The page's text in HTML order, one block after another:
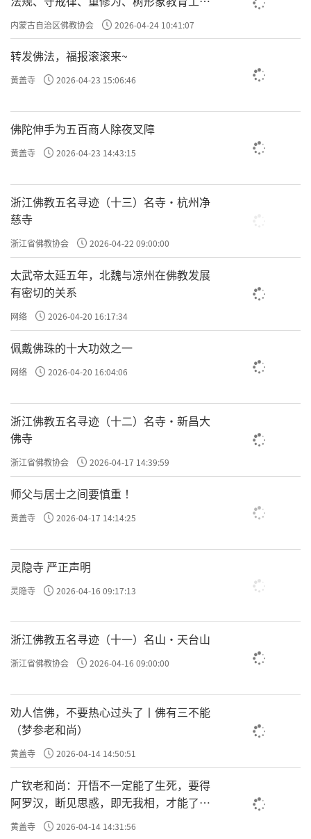
专题学习会
内蒙古自治区佛教协会 2026-04-24 10:41:07
转发佛法，福报滚滚来~
黄盖寺 2026-04-23 15:06:46
佛陀伸手为五百商人除夜叉障
黄盖寺 2026-04-23 14:43:15
浙江佛教五名寻迹（十三）名寺·杭州净
慈寺
浙江省佛教协会 2026-04-22 09:00:00
太武帝太延五年，北魏与凉州在佛教发展
有密切的关系
网络 2026-04-20 16:17:34
佩戴佛珠的十大功效之一
网络 2026-04-20 16:04:06
浙江佛教五名寻迹（十二）名寺·新昌大
佛寺
浙江省佛教协会 2026-04-17 14:39:59
师父与居士之间要慎重 ！
黄盖寺 2026-04-17 14:14:25
灵隐寺 严正声明
灵隐寺 2026-04-16 09:17:13
浙江佛教五名寻迹（十一）名山·天台山
浙江省佛教协会 2026-04-16 09:00:00
劝人信佛，不要热心过头了丨佛有三不能
（梦参老和尚）
黄盖寺 2026-04-14 14:50:51
广钦老和尚：开悟不一定能了生死，要得
阿罗汉，断见思惑，即无我相，才能了生
死
黄盖寺 2026-04-14 14:31:56